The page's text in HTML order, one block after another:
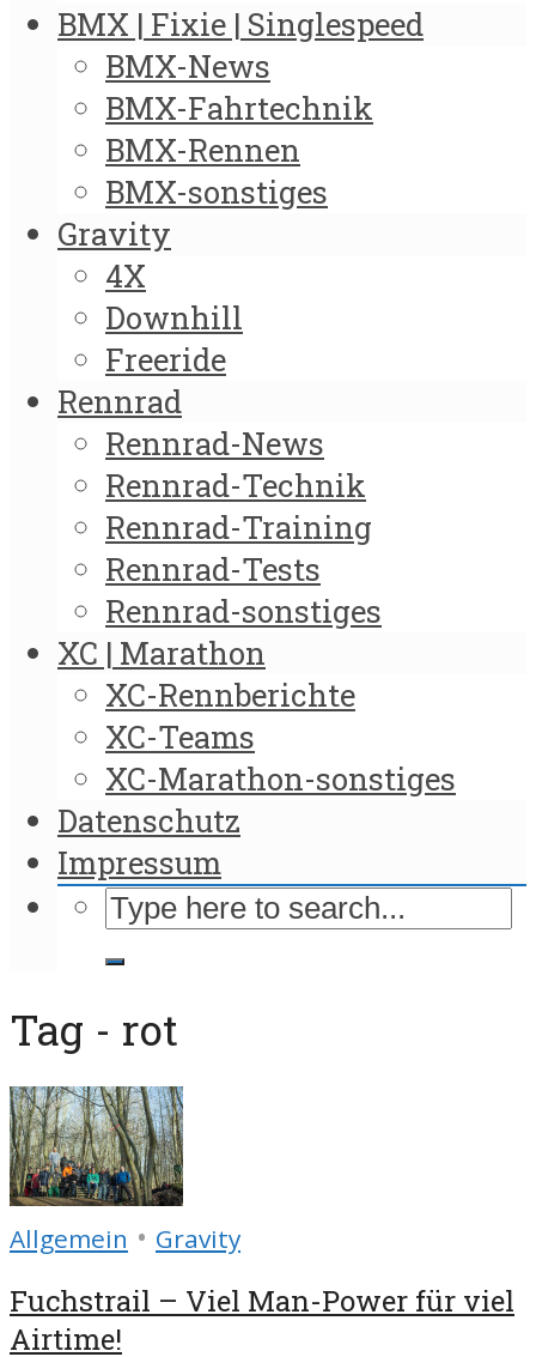
BMX | Fixie | Singlespeed
BMX-News
BMX-Fahrtechnik
BMX-Rennen
BMX-sonstiges
Gravity
4X
Downhill
Freeride
Rennrad
Rennrad-News
Rennrad-Technik
Rennrad-Training
Rennrad-Tests
Rennrad-sonstiges
XC | Marathon
XC-Rennberichte
XC-Teams
XC-Marathon-sonstiges
Datenschutz
Impressum
Tag - rot
Allgemein • Gravity
Fuchstrail – Viel Man-Power für viel
Airtime!